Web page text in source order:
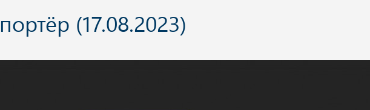
(17.08.2023)